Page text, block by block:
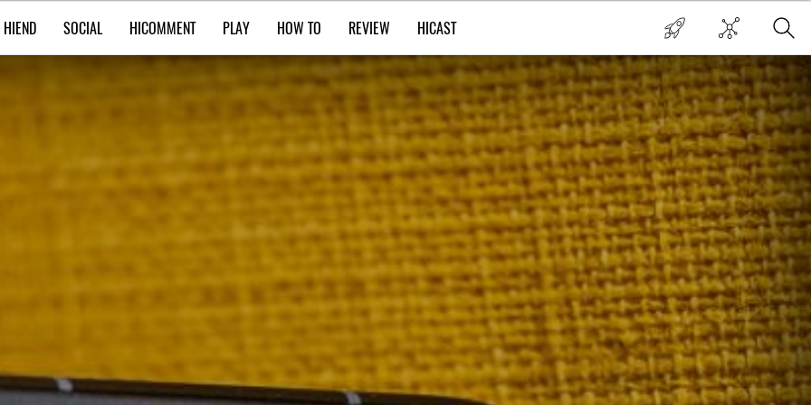
HIEND SOCIAL HICOMMENT PLAY HOW TO REVIEW HICAST